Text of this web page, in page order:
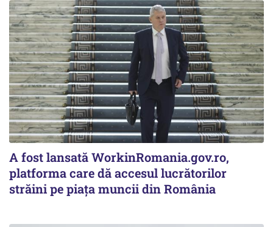
A fost lansată WorkinRomania.gov.ro,
platforma care dă accesul lucrătorilor
străini pe piața muncii din România